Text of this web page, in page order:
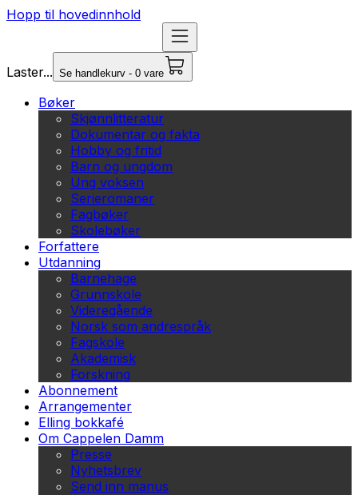
Hopp til hovedinnhold
Laster... Se handlekurv - 0 vare
Bøker
Skjønnlitteratur
Dokumentar og fakta
Hobby og fritid
Barn og ungdom
Ung voksen
Serieromaner
Fagbøker
Skolebøker
Forfattere
Utdanning
Barnehage
Grunnskole
Videregående
Norsk som andrespråk
Fagskole
Akademisk
Forskning
Abonnement
Arrangementer
Elling bokkafé
Om Cappelen Damm
Presse
Nyhetsbrev
Send inn manus